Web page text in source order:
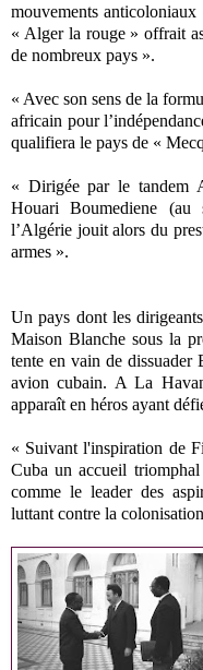
mouvements
« Alger la rouge » offrait
de nombreux pays ».
« Avec son sens de la
africain pour
qualifiera le pays de «
« Dirigée par le tandem
Houari Boumediene (au
l’Algérie jouit alors du
armes ».
Un pays dont les
Maison Blanche sous la
tente en vain de dissuader
avion cubain. A La
apparaît en héros ayant
« Suivant l'inspiration de
Cuba un accueil
comme le leader des
luttant contre la